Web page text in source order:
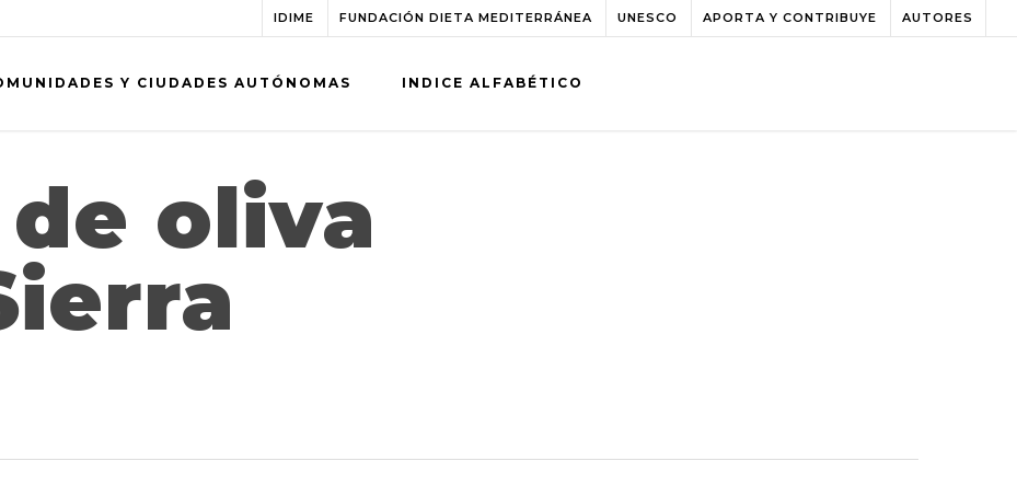
IDIME FUNDACIÓN DIETA MEDITERRÁNEA UNESCO APORTA Y CONTRIBUYE AUTORES
Y CIUDADES AUTÓNOMAS INDICE ALFABÉTICO
oliva